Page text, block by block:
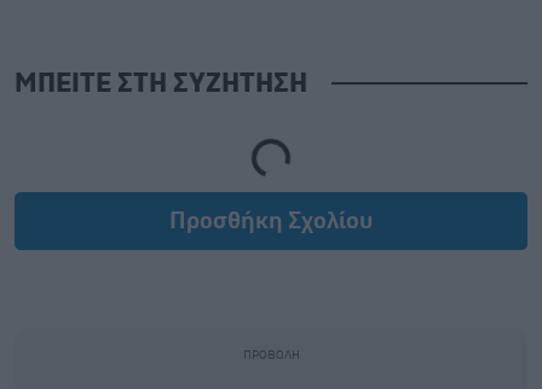
ΜΠΕΙΤΕ ΣΤΗ ΣΥΖΗΤΗΣΗ
Loading...
Προσθήκη Σχολίου